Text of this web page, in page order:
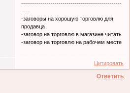
---------------------------------------------------
----
-заговоры на хорошую торговлю для
продавца
-заговор на торговлю в магазине читать
-заговор на торговлю на рабочем месте
Цитировать
Ответить